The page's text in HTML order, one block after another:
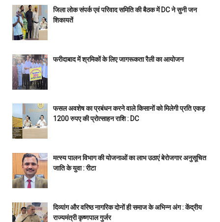
जिला लोक संपर्क एवं परिवाद समिति की बैठक में DC ने सुनी जन
शिकायतें
फरीदाबाद में श्रमिकों के लिए जागरूकता रैली का आयोजन
फसल अवशेष का प्रबंधन करने वाले किसानों को मिलेगी प्रति एकड़
1200 रुपए की प्रोत्साहन राशि : DC
मत्स्य पालन विभाग की योजनाओं का लाभ उठाएं बेरोजगार अनुसूचित
जाति के युवा : रीटा
दिव्यांग और वरिष्ठ नागरिक दोनों ही समाज के अभिन्न अंग : केंद्रीय
राज्यमंत्री कृष्णपाल गुर्जर